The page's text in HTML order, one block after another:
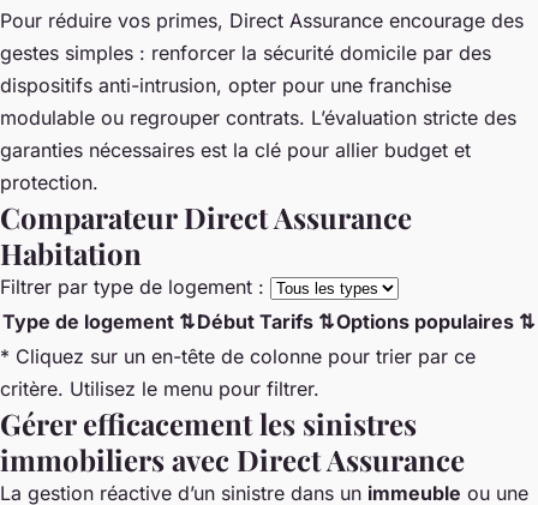
Pour réduire vos primes, Direct Assurance encourage des
gestes simples : renforcer la sécurité domicile par des
dispositifs anti-intrusion, opter pour une franchise
modulable ou regrouper contrats. L’évaluation stricte des
garanties nécessaires est la clé pour allier budget et
protection.
Comparateur Direct Assurance
Habitation
Filtrer par type de logement :
Type de logement ⇅Début Tarifs ⇅Options populaires ⇅
* Cliquez sur un en-tête de colonne pour trier par ce
critère. Utilisez le menu pour filtrer.
Gérer efficacement les sinistres
immobiliers avec Direct Assurance
La gestion réactive d’un sinistre dans un immeuble ou une